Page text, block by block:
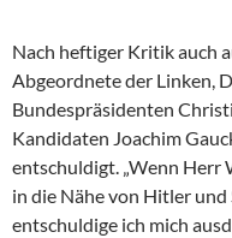
Nach heftiger Kritik auch
Abgeordnete der Linken,
Bundespräsidenten
Kandidaten Joachim
entschuldigt. „Wenn Herr
in die Nähe von Hitler
entschuldige ich mich